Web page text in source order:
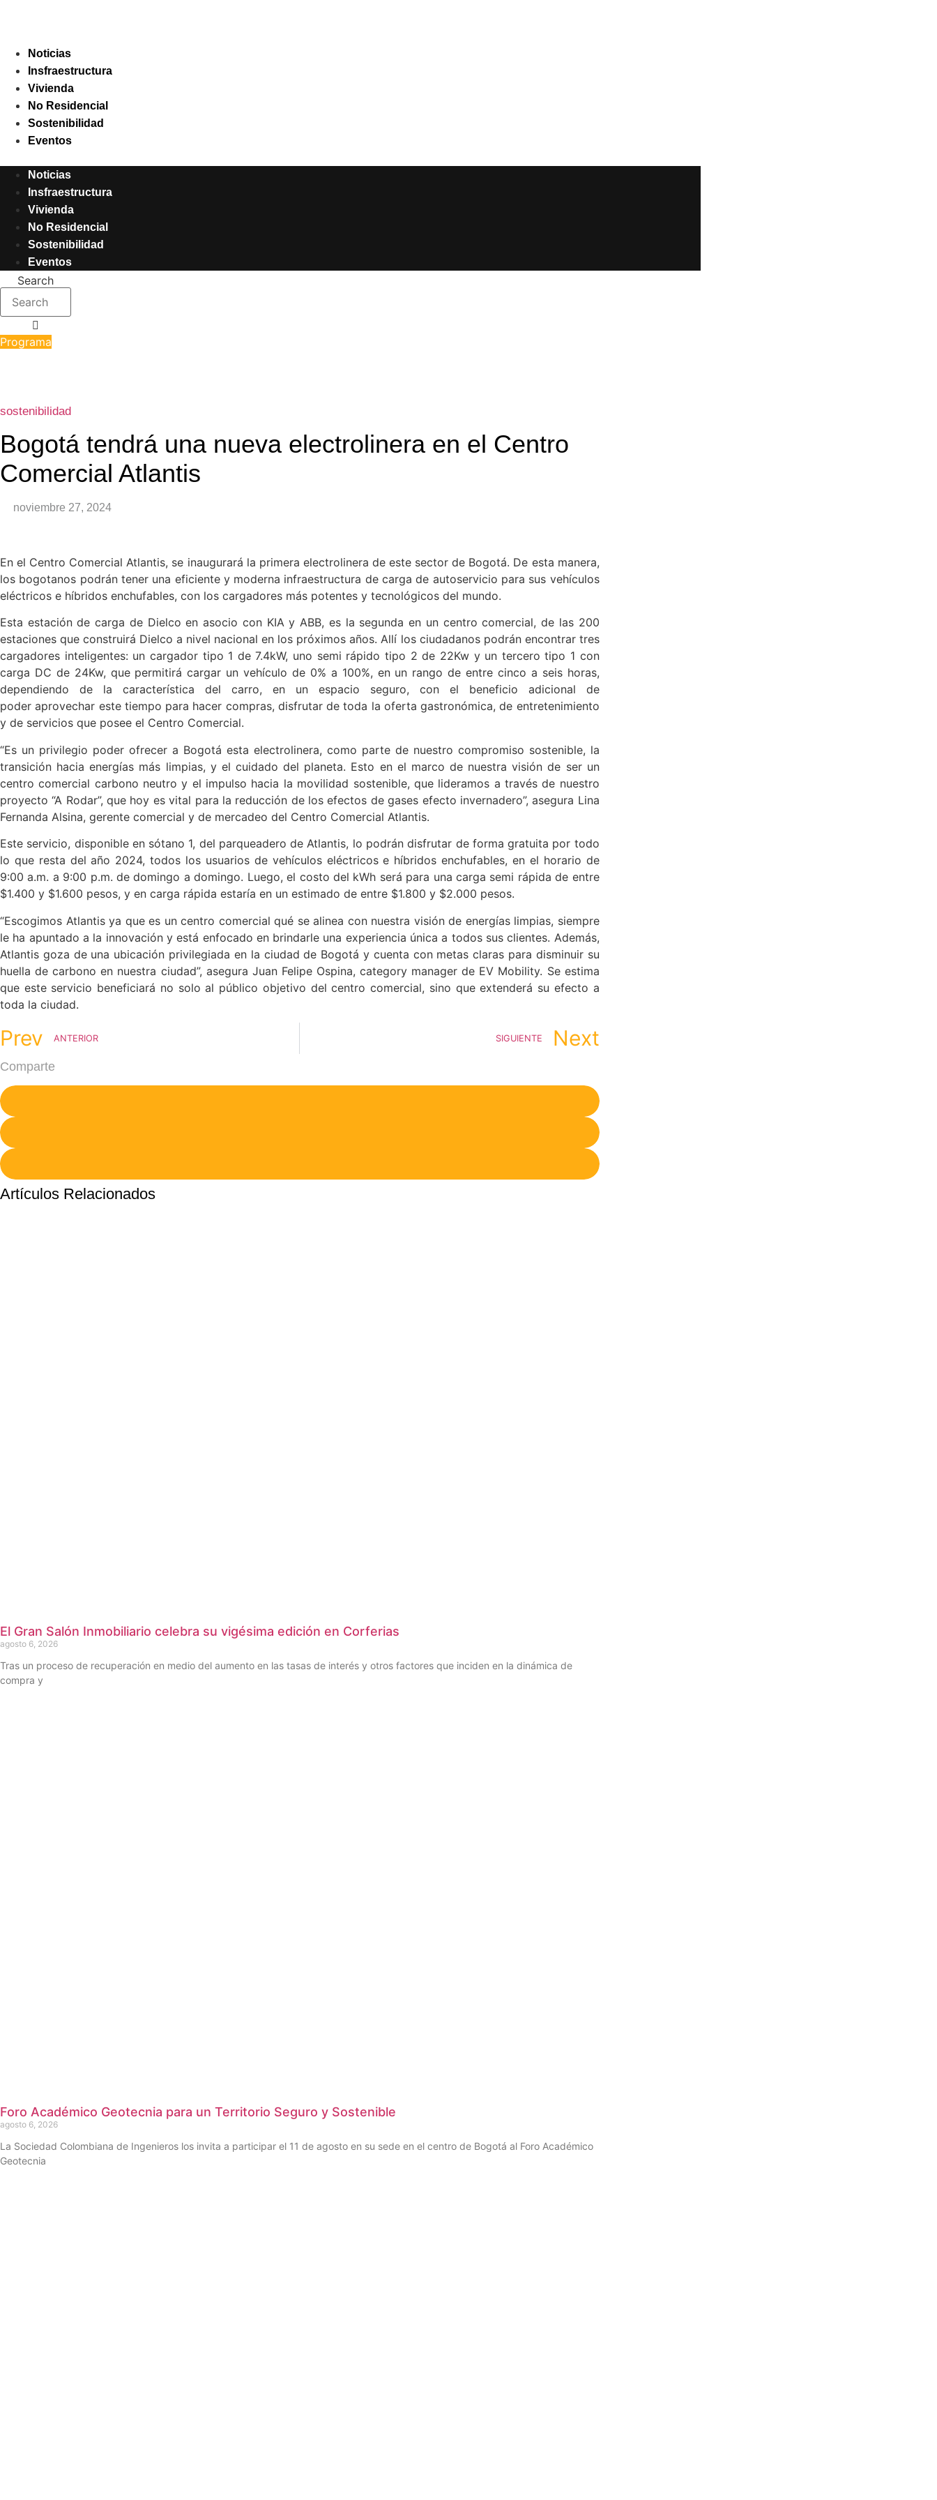
Noticias
Insfraestructura
Vivienda
No Residencial
Sostenibilidad
Eventos
Noticias
Insfraestructura
Vivienda
No Residencial
Sostenibilidad
Eventos
Search
Programa
sostenibilidad
Bogotá tendrá una nueva electrolinera en el Centro
Comercial Atlantis
noviembre 27, 2024
En el Centro Comercial Atlantis, se inaugurará la primera electrolinera de este sector de Bogotá. De esta manera,
los bogotanos podrán tener una eficiente y moderna infraestructura de carga de autoservicio para sus vehículos
eléctricos e híbridos enchufables, con los cargadores más potentes y tecnológicos del mundo.
Esta estación de carga de Dielco en asocio con KIA y ABB, es la segunda en un centro comercial, de las 200
estaciones que construirá Dielco a nivel nacional en los próximos años. Allí los ciudadanos podrán encontrar tres
cargadores inteligentes: un cargador tipo 1 de 7.4kW, uno semi rápido tipo 2 de 22Kw y un tercero tipo 1 con
carga DC de 24Kw, que permitirá cargar un vehículo de 0% a 100%, en un rango de entre cinco a seis horas,
dependiendo de la característica del carro, en un espacio seguro, con el beneficio adicional de
poder aprovechar este tiempo para hacer compras, disfrutar de toda la oferta gastronómica, de entretenimiento
y de servicios que posee el Centro Comercial.
“Es un privilegio poder ofrecer a Bogotá esta electrolinera, como parte de nuestro compromiso sostenible, la
transición hacia energías más limpias, y el cuidado del planeta. Esto en el marco de nuestra visión de ser un
centro comercial carbono neutro y el impulso hacia la movilidad sostenible, que lideramos a través de nuestro
proyecto “A Rodar”, que hoy es vital para la reducción de los efectos de gases efecto invernadero”, asegura Lina
Fernanda Alsina, gerente comercial y de mercadeo del Centro Comercial Atlantis.
Este servicio, disponible en sótano 1, del parqueadero de Atlantis, lo podrán disfrutar de forma gratuita por todo
lo que resta del año 2024, todos los usuarios de vehículos eléctricos e híbridos enchufables, en el horario de
9:00 a.m. a 9:00 p.m. de domingo a domingo. Luego, el costo del kWh será para una carga semi rápida de entre
$1.400 y $1.600 pesos, y en carga rápida estaría en un estimado de entre $1.800 y $2.000 pesos.
“Escogimos Atlantis ya que es un centro comercial qué se alinea con nuestra visión de energías limpias, siempre
le ha apuntado a la innovación y está enfocado en brindarle una experiencia única a todos sus clientes. Además,
Atlantis goza de una ubicación privilegiada en la ciudad de Bogotá y cuenta con metas claras para disminuir su
huella de carbono en nuestra ciudad”, asegura Juan Felipe Ospina, category manager de EV Mobility. Se estima
que este servicio beneficiará no solo al público objetivo del centro comercial, sino que extenderá su efecto a
toda la ciudad.
Prev ANTERIOR SIGUIENTE Next
Comparte
Artículos Relacionados
El Gran Salón Inmobiliario celebra su vigésima edición en Corferias
agosto 6, 2026
Tras un proceso de recuperación en medio del aumento en las tasas de interés y otros factores que inciden en la dinámica de
compra y
Foro Académico Geotecnia para un Territorio Seguro y Sostenible
agosto 6, 2026
La Sociedad Colombiana de Ingenieros los invita a participar el 11 de agosto en su sede en el centro de Bogotá al Foro Académico
Geotecnia